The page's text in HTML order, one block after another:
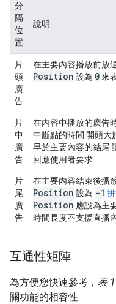
分
隔
位
置
說明
片
頭
廣
告
在主要內容播放前放
Position 設為 0 來
片
中
廣
告
在內容中播放的廣告
中斷點的時間 開頭大
早於主要內容的結尾
回應使用者要求
片
尾
廣
告
在主要內容結束後播
Position 設為 -1
Position 應設為主
時間長度不支援直播
互通性矩陣
為方便您快速參考， 表 1
關功能的相容性